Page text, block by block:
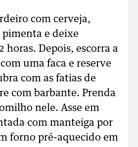
com cerveja,
e deixe
horas. Depois, escorra a
uma faca e reserve
com as fatias de
com barbante. Prenda
nele. Asse em
com manteiga por
forno pré-aquecido em